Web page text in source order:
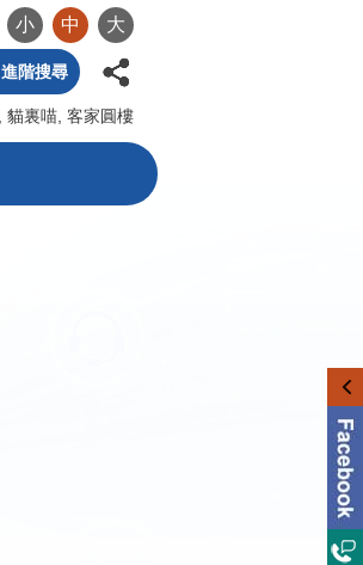
小 中 大
進階搜尋
貓裏喵 客家圓樓